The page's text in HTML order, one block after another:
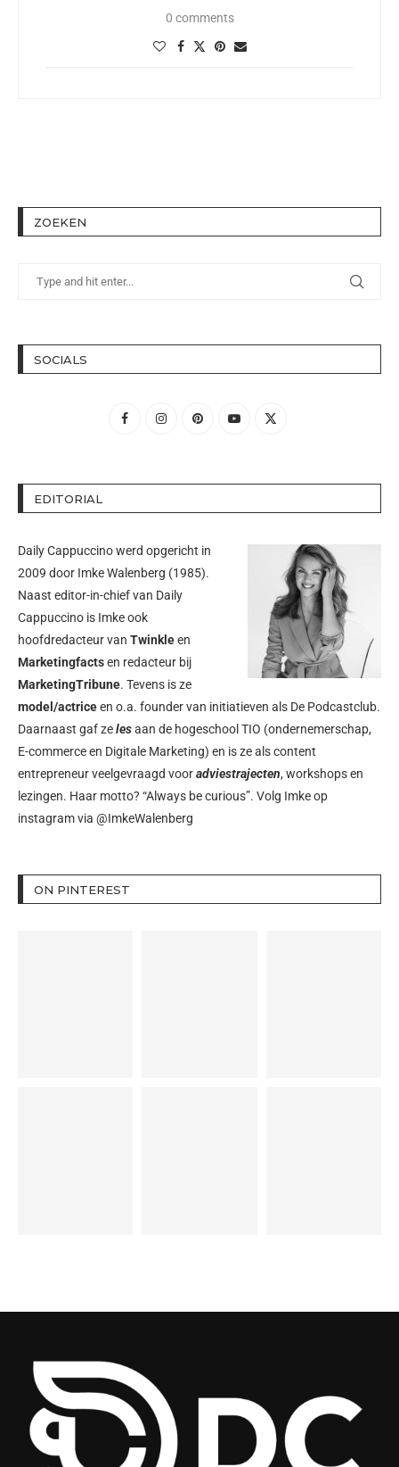
0 comments
ZOEKEN
SOCIALS
EDITORIAL
Daily Cappuccino werd opgericht in
2009 door Imke Walenberg (1985).
Naast editor-in-chief van Daily
Cappuccino is Imke ook
hoofdredacteur van Twinkleen
Marketingfactsen redacteur bij
MarketingTribune. Tevens is ze
model/actriceen o.a. founder van initiatieven als De Podcastclub.
Daarnaast gaf zelesaan de hogeschool TIO (ondernemerschap,
E-commerce en Digitale Marketing) en is ze als content
entrepreneur veelgevraagd vooradviestrajecten, workshops en
lezingen. Haar motto? “Always be curious”. Volg Imke op
instagram via @ImkeWalenberg
ON PINTEREST